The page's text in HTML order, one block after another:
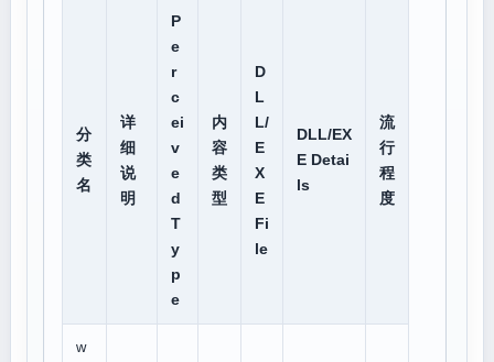
分
类
名
详
细
说
明
P
e
r
c
ei
v
e
d
T
y
p
e
内
容
类
型
D
L
L/
E
X
E
Fi
le
DLL/EX
E Detai
ls
流
行
程
度
w